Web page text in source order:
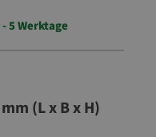
5 Werktage
(L x B x H)